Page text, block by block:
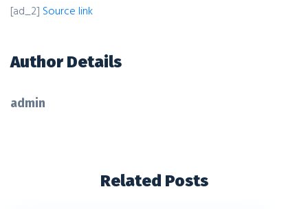
[ad_2] Source link
Author Details
admin
Related Posts